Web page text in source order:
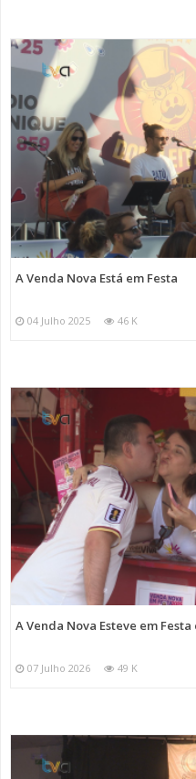
A Venda Nova Está em Festa
04 Julho 2025 46 K
A Venda Nova Esteve em
07 Julho 2026 49 K